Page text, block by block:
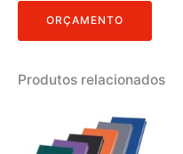
ORÇAMENTO
Produtos relacionados